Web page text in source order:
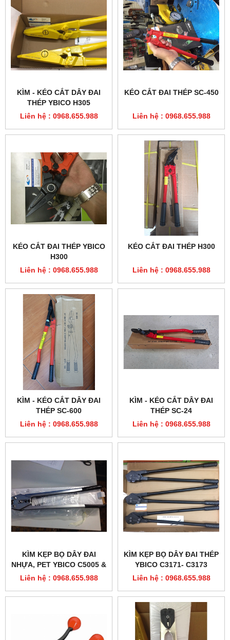
KÌM - KÉO CẮT DÂY ĐAI
THÉP YBICO H305
Liên hệ : 0968.655.988
KÉO CẮT ĐAI THÉP SC-450
Liên hệ : 0968.655.988
KÉO CẮT ĐAI THÉP YBICO
H300
Liên hệ : 0968.655.988
KÉO CẮT ĐAI THÉP H300
Liên hệ : 0968.655.988
KÌM - KÉO CẮT DÂY ĐAI
THÉP SC-600
Liên hệ : 0968.655.988
KÌM - KÉO CẮT DÂY ĐAI
THÉP SC-24
Liên hệ : 0968.655.988
KÌM KẸP BỌ DÂY ĐAI
NHỰA, PET YBICO C5005 &
C5006
Liên hệ : 0968.655.988
KÌM KẸP BỌ DÂY ĐAI THÉP
YBICO C3171- C3173
Liên hệ : 0968.655.988